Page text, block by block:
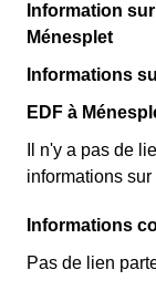
Information
Ménesplet
Informations
EDF à
Il n'y a pas de
informations
Informations
Pas de lien